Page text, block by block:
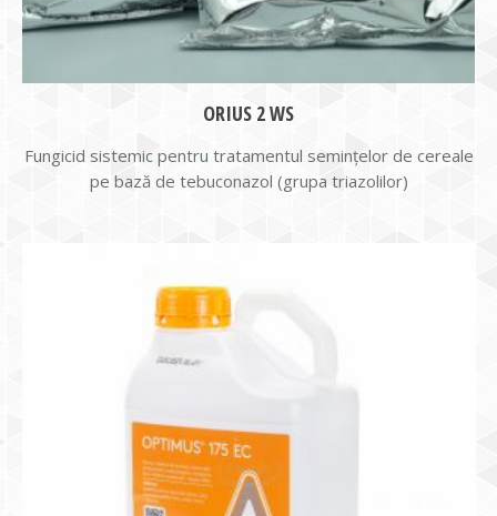
ORIUS 2 WS
Fungicid sistemic pentru tratamentul seminţelor de cereale
pe bază de tebuconazol (grupa triazolilor)